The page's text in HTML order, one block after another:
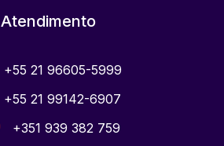
Atendimento
+55 21 96605-5999
+55 21 99142-6907
+351 939 382 759